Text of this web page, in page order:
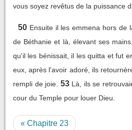
vous soyez revêtus de la puissance
50 Ensuite il les emmena hors de
de Béthanie et là, élevant ses
qu'il les bénissait, il les quitta et fut
eux, après l'avoir adoré, ils
rempli de joie. 53 Là, ils se
cour du Temple pour louer Dieu.
« Chapitre 23